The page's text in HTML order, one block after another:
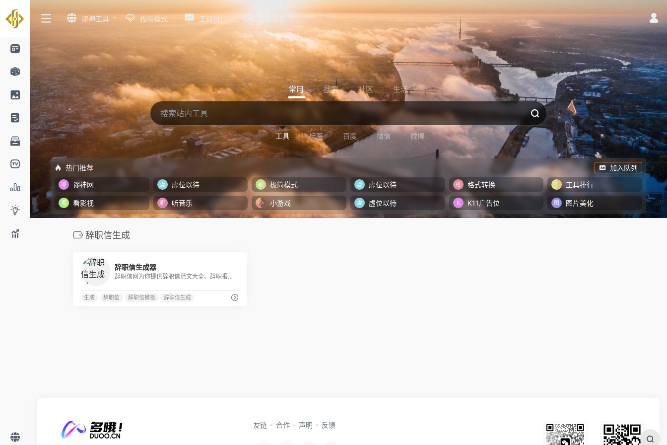
谬神工具 极简模式 工具排行 工具投稿
常用 搜索 社区 生活
工具 标签 百度 微信 微博
热门推荐
加入队列
谬神网
虚位以待 极简模式 虚位以待 格式转换 工具排行
看影视 听音乐 小游戏 虚位以待 K11广告位 图片美化
辞职信生成
辞职信生成器
辞职信网为你提供辞职信范文大全、辞职报告模板，教你辞职信怎么写和辞职信格式、离职原因，通过本站学会如何写辞职申请、辞呈，让你的辞职申请书与众不同
生成 辞职信 辞职信模板 辞职信生成
友链 合作 声明 反馈